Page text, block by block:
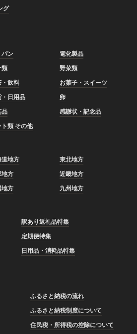
グ
パン
電化製品
類
野菜類
・飲料
お菓子・スイーツ
・日用品
卵
品
感謝状・記念品
ト類 その他
道地方
東北地方
地方
近畿地方
地方 九州地方
訳あり返礼品特集
定期便特集
日用品・消耗品特集
ふるさと納税の流れ
ふるさと納税制度について
住民税・所得税の控除について